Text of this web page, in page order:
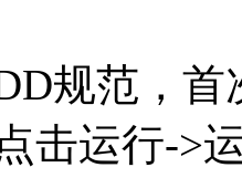
范，首
击运行->